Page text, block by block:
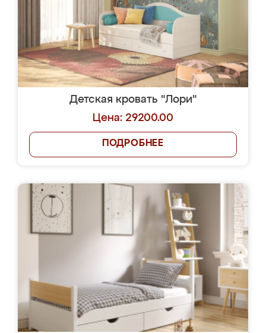
Детская кровать "Лори"
Цена: 29200.00
ПОДРОБНЕЕ